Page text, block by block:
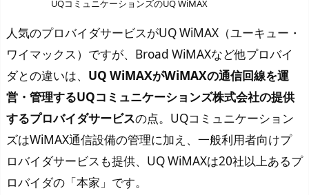
UQコミュニケーションズのUQ WiMAX
人気のプロバイダサービスがUQ WiMAX（ユーキュー・
ワイマックス）ですが、Broad WiMAXなど他プロバイ
ダとの違いは、 UQ WiMAXがWiMAXの通信回線を運
営・管理するUQコミュニケーションズ株式会社の提供
するプロバイダサービスの点。UQコミュニケーション
ズはWiMAX通信設備の管理に加え、一般利用者向けプ
ロバイダサービスも提供、UQ WiMAXは20社以上あるプ
ロバイダの「本家」です。